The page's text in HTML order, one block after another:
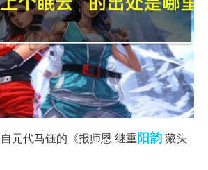
元代马钰的《报师恩 继重阳韵藏头